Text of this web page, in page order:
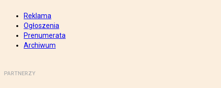
Reklama
Ogłoszenia
Prenumerata
Archiwum
PARTNERZY